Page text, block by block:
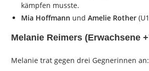
kämpfen musste.
Mia Hoffmann undAmelie Rother
Melanie Reimers (Erwachsene
Melanie trat gegen drei Gegnerinnen an: